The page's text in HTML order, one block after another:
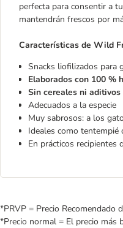
perfecta para consentir a
mantendrán frescos por
Características de Wild
Snacks liofilizados para
Elaborados con 100 %
Sin cereales ni aditivos
Adecuados a la especie
Muy sabrosos: a los
Ideales como tentempié
En prácticos recipientes
*PRVP = Precio Recomendado
*Precio normal = El precio más